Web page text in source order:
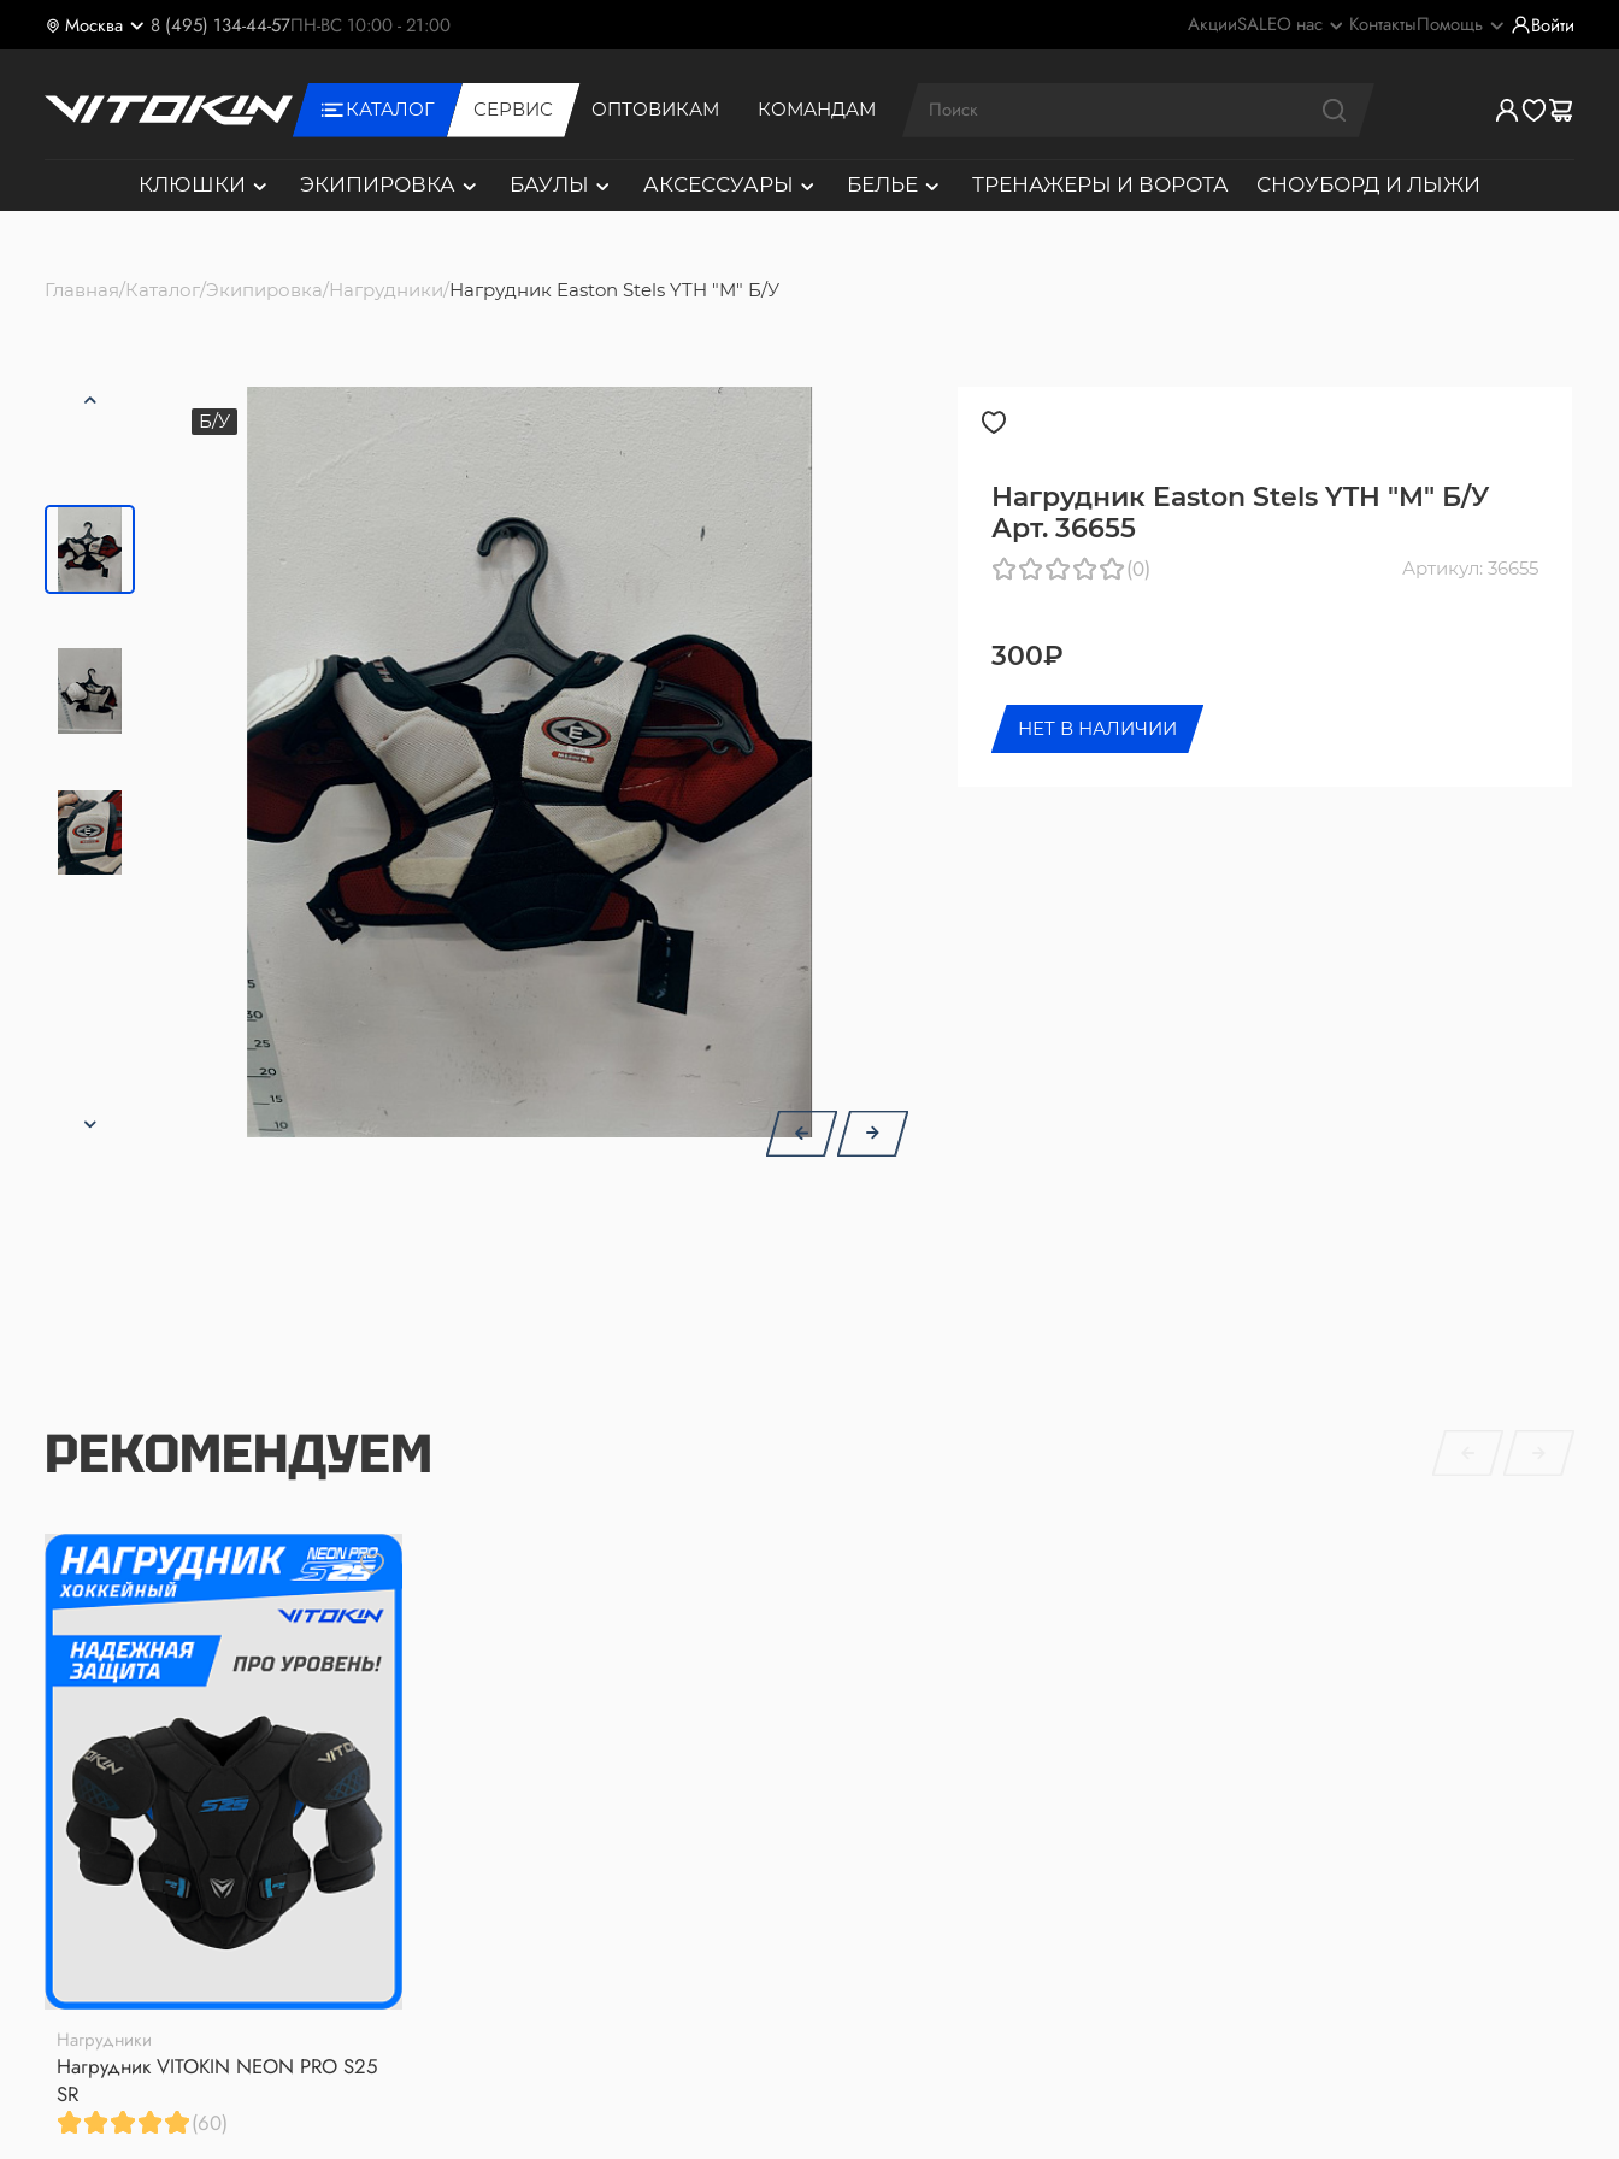
Москва 8 (495) 134-44-57ПН-ВС 10:00 - 21:00 АкцииSALEО нас КонтактыПомощь Войти
КАТАЛОГ СЕРВИС ОПТОВИКАМ КОМАНДАМ
КЛЮШКИ ЭКИПИРОВКА БАУЛЫ АКСЕССУАРЫ БЕЛЬЕ ТРЕНАЖЕРЫ И ВОРОТА СНОУБОРД И ЛЫЖИ
Главная Каталог Экипировка Нагрудники Нагрудник Easton Stels YTH "M" Б/У
Б/У
Нагрудник Easton Stels YTH "M" Б/У
Арт. 36655
(0) Артикул: 36655
300₽
НЕТ В НАЛИЧИИ
РЕКОМЕНДУЕМ
Нагрудники
Нагрудник VITOKIN NEON PRO S25
SR
(60)